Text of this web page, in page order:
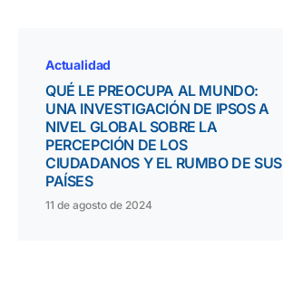
Actualidad
QUÉ LE PREOCUPA AL MUNDO:
UNA INVESTIGACIÓN DE IPSOS A
NIVEL GLOBAL SOBRE LA
PERCEPCIÓN DE LOS
CIUDADANOS Y EL RUMBO DE SUS
PAÍSES
11 de agosto de 2024